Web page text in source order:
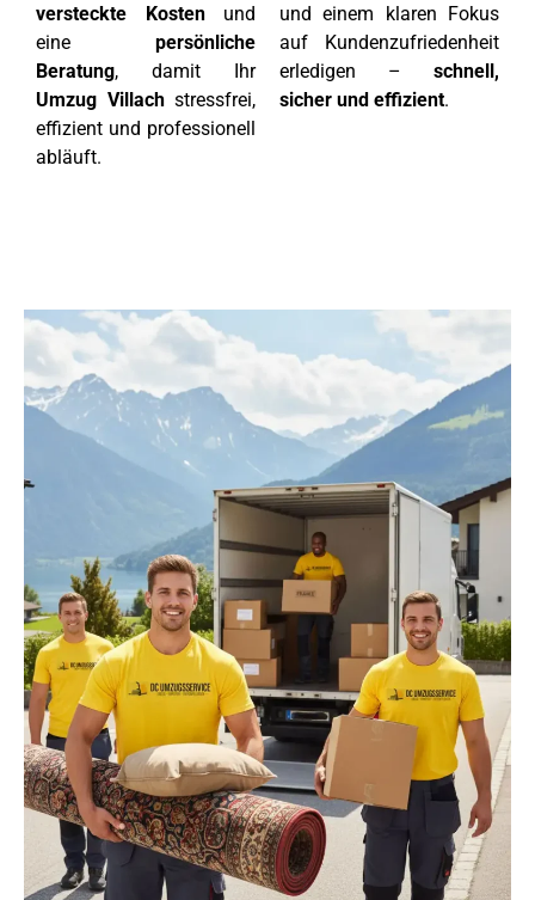
versteckte Kostenund
eine persönliche
Beratung, damit Ihr
Umzug Villachstressfrei,
effizient und professionell
abläuft.
und einem klaren Fokus
auf Kundenzufriedenheit
erledigen – schnell,
sicher und effizient.